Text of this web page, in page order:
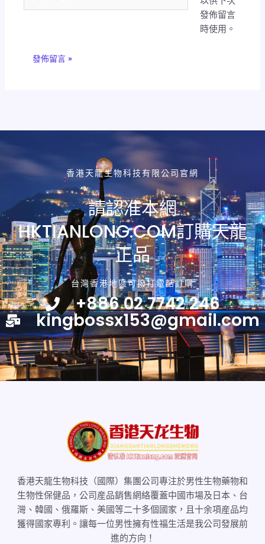
發佈留言
時使用。
香港天龍生物科技有限公司官網
請認准本網
HKTIANLONG.COM訂購天龍
正品
台灣香港地區可撥打電話訂購
+886 02 7742 246
kingbossx153@gmail.com
香港天龍生物科技（國際）集團公司專注於男性生物藥物和
生物性保健品，公司産品銷售網絡覆蓋中國市場及日本、台
灣、韓國、俄羅斯、美國等二十多個國家，且十余項産品均
獲得國家專利。讓每一位男性擁有性福生活是我公司發展前
進的方向！